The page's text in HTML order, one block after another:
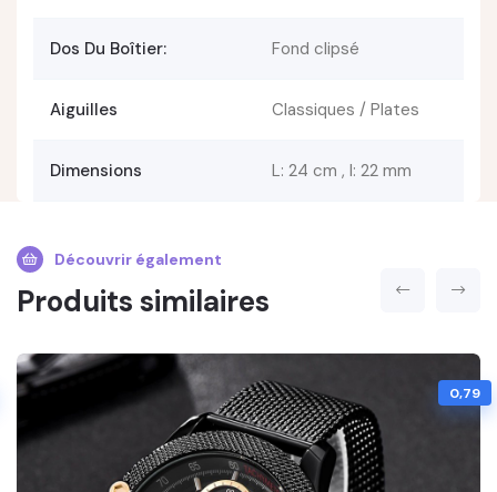
Dos Du Boîtier: Fond clipsé
Aiguilles Classiques / Plates
Dimensions L: 24 cm , l: 22 mm
Découvrir également
Produits similaires
0,79